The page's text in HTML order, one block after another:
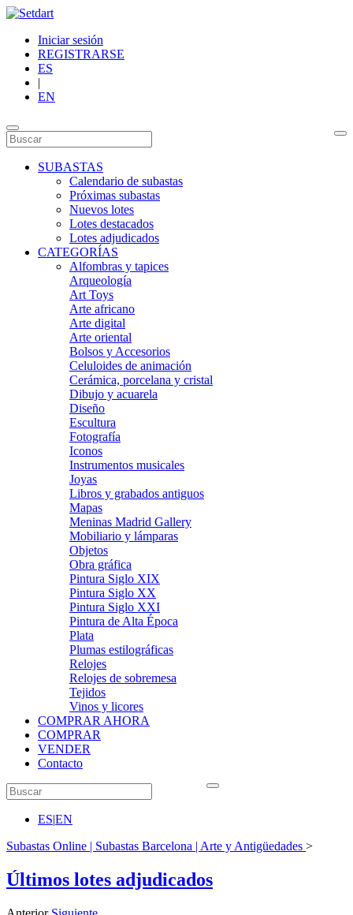
Iniciar sesión
REGISTRARSE
ES
|
EN
SUBASTAS
Calendario de subastas
Próximas subastas
Nuevos lotes
Lotes destacados
Lotes adjudicados
CATEGORÍAS
Alfombras y tapices
Arqueología
Art Toys
Arte africano
Arte digital
Arte oriental
Bolsos y Accesorios
Celuloides de animación
Cerámica, porcelana y cristal
Dibujo y acuarela
Diseño
Escultura
Fotografía
Iconos
Instrumentos musicales
Joyas
Libros y grabados antiguos
Mapas
Meninas Madrid Gallery
Mobiliario y lámparas
Objetos
Obra gráfica
Pintura Siglo XIX
Pintura Siglo XX
Pintura Siglo XXI
Pintura de Alta Época
Plata
Plumas estilográficas
Relojes
Relojes de sobremesa
Tejidos
Vinos y licores
COMPRAR AHORA
COMPRAR
VENDER
Contacto
ES|EN
Subastas Online | Subastas Barcelona | Arte y Antigüedades >
Últimos lotes adjudicados